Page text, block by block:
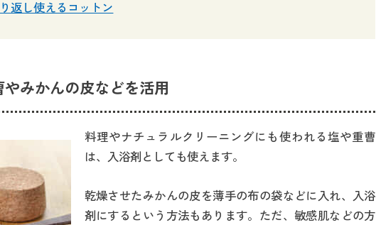
返し使えるコットン
やみかんの皮などを活用
料理やナチュラルクリーニングにも使われる塩や重曹
は、入浴剤としても使えます。
乾燥させたみかんの皮を薄手の布の袋などに入れ、入浴
剤にするという方法もあります。ただ、敏感肌などの方